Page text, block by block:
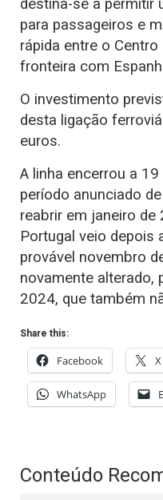
destina-se a permitir
para passageiros e
rápida entre o
fronteira com
O investimento
desta ligação
euros.
A linha encerrou a
período anunciado
reabrir em janeiro
Portugal veio depois
provável novembro
novamente alterado,
2024, que também
Share this:
Facebook X
WhatsApp
Conteúdo